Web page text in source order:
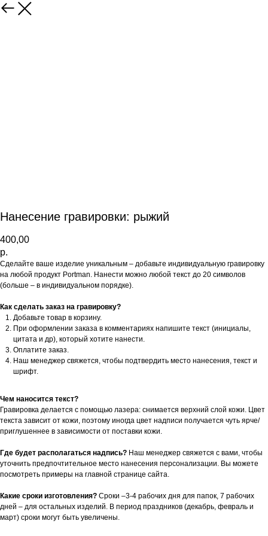
Нанесение гравировки: рыжий
400,00
р.
Сделайте ваше изделие уникальным – добавьте индивидуальную гравировку
на любой продукт Portman. Нанести можно любой текст до 20 символов
(больше – в индивидуальном порядке).
Как сделать заказ на гравировку?
Добавьте товар в корзину.
При оформлении заказа в комментариях напишите текст (инициалы,
цитата и др), который хотите нанести.
Оплатите заказ.
Наш менеджер свяжется, чтобы подтвердить место нанесения, текст и
шрифт.
Чем наносится текст?
Гравировка делается с помощью лазера: снимается верхний слой кожи. Цвет
текста зависит от кожи, поэтому иногда цвет надписи получается чуть ярче/
приглушеннее в зависимости от поставки кожи.
Где будет располагаться надпись? Наш менеджер свяжется с вами, чтобы
уточнить предпочтительное место нанесения персонализации. Вы можете
посмотреть примеры на главной странице сайта.
Какие сроки изготовления? Сроки –3-4 рабочих дня для папок, 7 рабочих
дней – для остальных изделий. В период праздников (декабрь, февраль и
март) сроки могут быть увеличены.